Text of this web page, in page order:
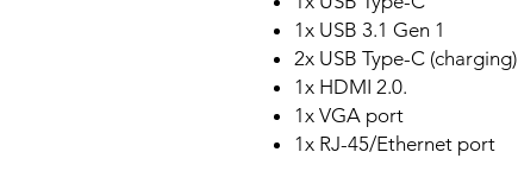
1x USB 3.1 Gen 1
2x USB Type-C (charging)
1x HDMI 2.0.
1x VGA port
1x RJ-45/Ethernet port